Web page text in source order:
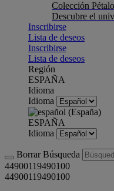
Colección Pétalo
Descubre el
Inscribirse
Lista de deseos
Inscribirse
Lista de deseos
Región
ESPAÑA
Idioma
Idioma
ESPAÑA
Idioma
Borrar Búsqueda
44900119490100
44900119490100